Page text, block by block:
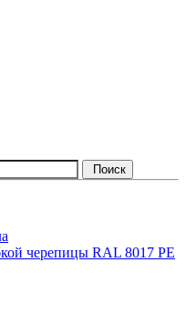
Поиск
черепицы RAL 8017 PE